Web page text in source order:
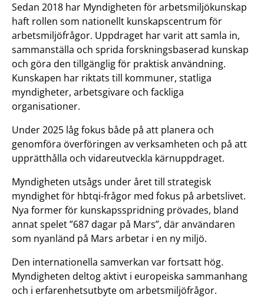
Sedan 2018 har Myndigheten för arbetsmiljökunskap
haft rollen som nationellt kunskapscentrum för
arbetsmiljöfrågor. Uppdraget har varit att samla in,
sammanställa och sprida forskningsbaserad kunskap
och göra den tillgänglig för praktisk användning.
Kunskapen har riktats till kommuner, statliga
myndigheter, arbetsgivare och fackliga
organisationer.
Under 2025 låg fokus både på att planera och
genomföra överföringen av verksamheten och på att
upprätthålla och vidareutveckla kärnuppdraget.
Myndigheten utsågs under året till strategisk
myndighet för hbtqi-frågor med fokus på arbetslivet.
Nya former för kunskapsspridning prövades, bland
annat spelet ”687 dagar på Mars”, där användaren
som nyanländ på Mars arbetar i en ny miljö.
Den internationella samverkan var fortsatt hög.
Myndigheten deltog aktivt i europeiska sammanhang
och i erfarenhetsutbyte om arbetsmiljöfrågor.